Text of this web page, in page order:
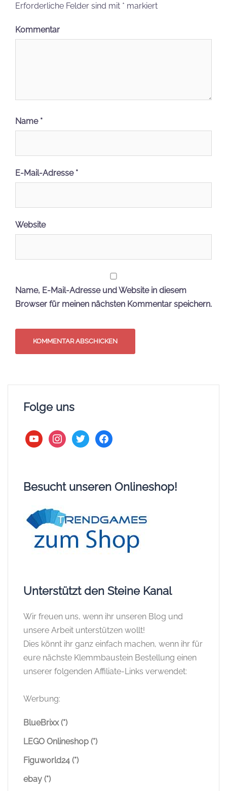
Erforderliche Felder sind mit * markiert
Kommentar
Name *
E-Mail-Adresse *
Website
Name, E-Mail-Adresse und Website in diesem
Browser für meinen nächsten Kommentar speichern.
Folge uns
youtubeinstagram
twitter facebook
Besucht unseren Onlineshop!
Unterstützt den Steine Kanal
Wir freuen uns, wenn ihr unseren Blog und
unsere Arbeit unterstützen wollt!
Dies könnt ihr ganz einfach machen, wenn ihr für
eure nächste Klemmbaustein Bestellung einen
unserer folgenden Affiliate-Links verwendet:
Werbung:
BlueBrixx (*)
LEGO Onlineshop (*)
Figuworld24 (*)
ebay (*)